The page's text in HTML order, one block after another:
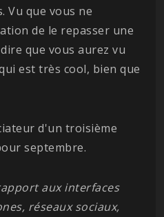
Vu que vous ne
de le repasser une
que vous aurez vu
est très cool, bien que
d'un troisième
septembre.
aux interfaces
réseaux sociaux,